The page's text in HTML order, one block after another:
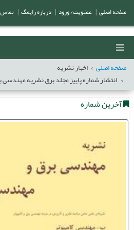
صفحه اصلی
اخبار نشریه
انتشار شماره پاییز مجلد برق نشریه مهندسی
آخرین شماره
صفحه اصلی عضویت/ ورود درباره رایمگ تماس